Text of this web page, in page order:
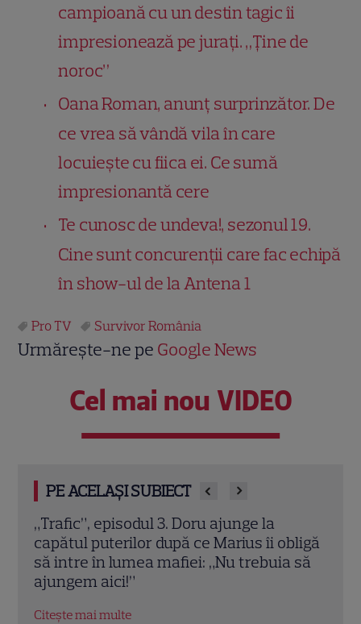
campioană cu un destin tagic îi
impresionează pe jurați. „Ține de
noroc”
Oana Roman, anunț surprinzător. De
ce vrea să vândă vila în care
locuiește cu fiica ei. Ce sumă
impresionantă cere
Te cunosc de undeva!, sezonul 19.
Cine sunt concurenții care fac echipă
în show-ul de la Antena 1
Pro TV Survivor România
Urmărește-ne pe Google News
Cel mai nou VIDEO
PE ACELAȘI SUBIECT
Ultimul episod „Leyla” la Pro TV. Când se
termină serialul turcesc și ce urmează în
grilă
Citește mai multe